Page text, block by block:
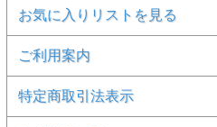
お気に入りリストを見る
ご利用案内
特定商取引法表示